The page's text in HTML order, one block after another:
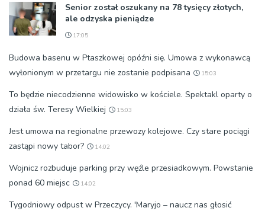
Senior został oszukany na 78 tysięcy złotych,
ale odzyska pieniądze
17:05
Budowa basenu w Ptaszkowej opóźni się. Umowa z wykonawcą
wyłonionym w przetargu nie zostanie podpisana
15:03
To będzie niecodzienne widowisko w kościele. Spektakl oparty o
działa św. Teresy Wielkiej
15:03
Jest umowa na regionalne przewozy kolejowe. Czy stare pociągi
zastąpi nowy tabor?
14:02
Wojnicz rozbuduje parking przy węźle przesiadkowym. Powstanie
ponad 60 miejsc
14:02
Tygodniowy odpust w Przeczycy. 'Maryjo – naucz nas głosić